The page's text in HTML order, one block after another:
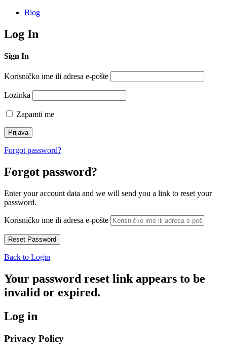
Blog
Log In
Sign In
Korisničko ime ili adresa e-pošte
Lozinka
Zapamti me
Forgot password?
Forgot password?
Enter your account data and we will send you a link to reset your
password.
Korisničko ime ili adresa e-pošte
Back to Login
Your password reset link appears to be
invalid or expired.
Log in
Privacy Policy